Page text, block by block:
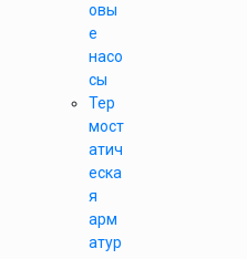
овы
е
насо
сы
Тер
мост
атич
еска
я
арм
атур